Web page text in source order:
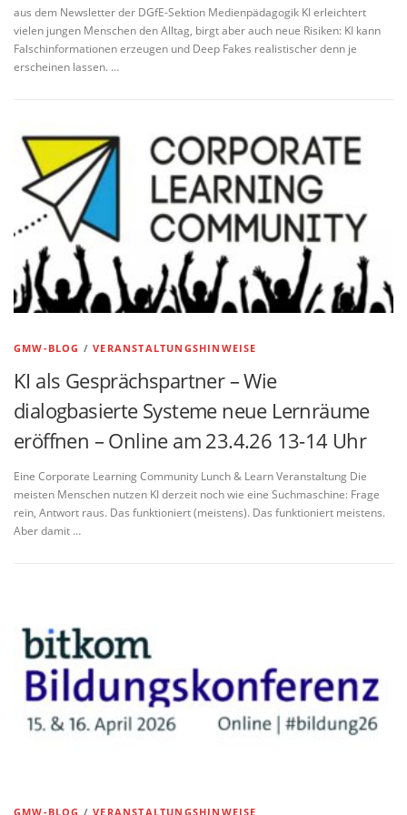
aus dem Newsletter der DGfE-Sektion Medienpädagogik KI erleichtert
vielen jungen Menschen den Alltag, birgt aber auch neue Risiken: KI kann
Falschinformationen erzeugen und Deep Fakes realistischer denn je
erscheinen lassen. …
GMW-BLOG /VERANSTALTUNGSHINWEISE
KI als Gesprächspartner – Wie
dialogbasierte Systeme neue Lernräume
eröffnen – Online am 23.4.26 13-14 Uhr
Eine Corporate Learning Community Lunch & Learn Veranstaltung Die
meisten Menschen nutzen KI derzeit noch wie eine Suchmaschine: Frage
rein, Antwort raus. Das funktioniert (meistens). Das funktioniert meistens.
Aber damit …
GMW-BLOG /VERANSTALTUNGSHINWEISE